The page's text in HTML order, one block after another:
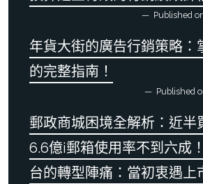
Published
年貨大街的廣告行銷策略：
的完整指南！
Published
郵政商城困境全解析：近半
6.6億i郵箱使用率不到六成
台的轉型陣痛：當初衷遇上